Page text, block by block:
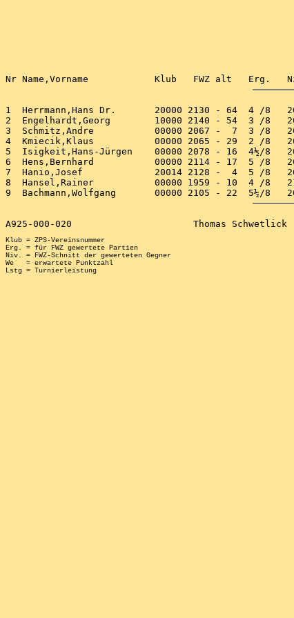
1  Herrmann,Hans Dr.       20000 2130 - 64  4 /8
2  Engelhardt,Georg        10000 2140 - 54  3 /8
3  Schmitz,Andre           00000 2067 -  7  3 /8
4  Kmiecik,Klaus           00000 2065 - 29  2 /8
5  Isigkeit,Hans-Jürgen    00000 2078 - 16  4½/8
6  Hens,Bernhard           00000 2114 - 17  5 /8
7  Hanio,Josef             20014 2128 -  4  5 /8
8  Hansel,Rainer           00000 1959 - 10  4 /8
Klub = ZPS-Vereinsnummer
Erg. = für FWZ gewertete Partien
Niv. = FWZ-Schnitt der gewerteten Gegner
We   = erwartete Punktzahl